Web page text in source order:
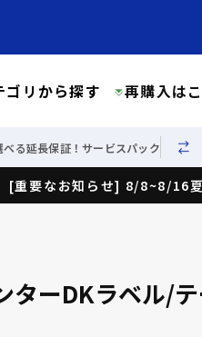
ゴリから探す 再購入は
べる延長保証！サービスパック
[重要なお知らせ] 8/8~8/16
ターDKラベル/